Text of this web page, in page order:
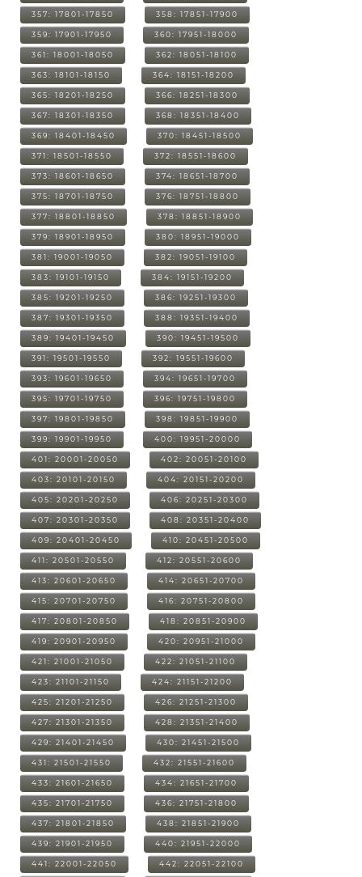
357: 17801-17850 358: 17851-17900
359: 17901-17950 360: 17951-18000
361: 18001-18050 362: 18051-18100
363: 18101-18150 364: 18151-18200
365: 18201-18250 366: 18251-18300
367: 18301-18350 368: 18351-18400
369: 18401-18450 370: 18451-18500
371: 18501-18550 372: 18551-18600
373: 18601-18650 374: 18651-18700
375: 18701-18750 376: 18751-18800
377: 18801-18850 378: 18851-18900
379: 18901-18950 380: 18951-19000
381: 19001-19050 382: 19051-19100
383: 19101-19150 384: 19151-19200
385: 19201-19250 386: 19251-19300
387: 19301-19350 388: 19351-19400
389: 19401-19450 390: 19451-19500
391: 19501-19550 392: 19551-19600
393: 19601-19650 394: 19651-19700
395: 19701-19750 396: 19751-19800
397: 19801-19850 398: 19851-19900
399: 19901-19950 400: 19951-20000
401: 20001-20050 402: 20051-20100
403: 20101-20150 404: 20151-20200
405: 20201-20250 406: 20251-20300
407: 20301-20350 408: 20351-20400
409: 20401-20450 410: 20451-20500
411: 20501-20550 412: 20551-20600
413: 20601-20650 414: 20651-20700
415: 20701-20750 416: 20751-20800
417: 20801-20850 418: 20851-20900
419: 20901-20950 420: 20951-21000
421: 21001-21050 422: 21051-21100
423: 21101-21150 424: 21151-21200
425: 21201-21250 426: 21251-21300
427: 21301-21350 428: 21351-21400
429: 21401-21450 430: 21451-21500
431: 21501-21550 432: 21551-21600
433: 21601-21650 434: 21651-21700
435: 21701-21750 436: 21751-21800
437: 21801-21850 438: 21851-21900
439: 21901-21950 440: 21951-22000
441: 22001-22050 442: 22051-22100